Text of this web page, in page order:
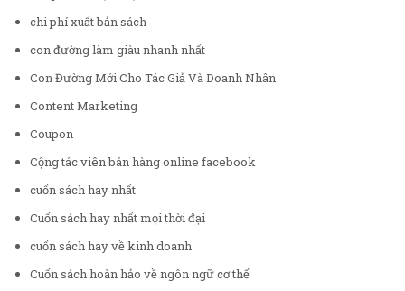
chi phí xuất bản sách
con đường làm giàu nhanh nhất
Con Đường Mới Cho Tác Giả Và Doanh Nhân
Content Marketing
Coupon
Cộng tác viên bán hàng online facebook
cuốn sách hay nhất
Cuốn sách hay nhất mọi thời đại
cuốn sách hay về kinh doanh
Cuốn sách hoàn hảo về ngôn ngữ cơ thể